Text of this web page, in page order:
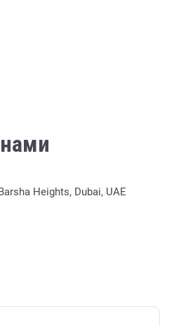
Heights, Dubai, UAE